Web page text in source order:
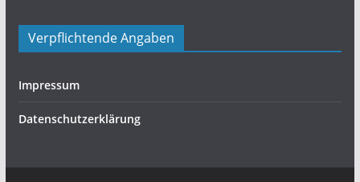
Verpflichtende Angaben
Impressum
Datenschutzerklärung